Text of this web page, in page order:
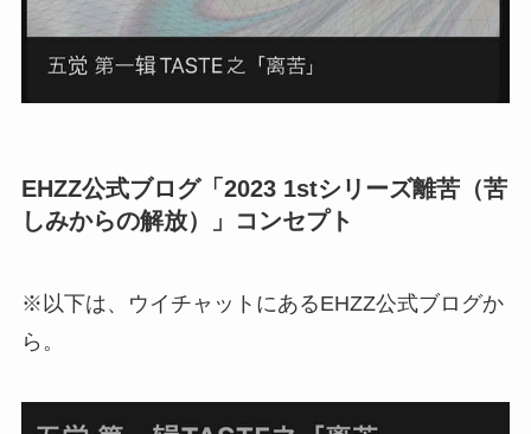
EHZZ公式ブログ「2023 1stシリーズ離苦（苦
しみからの解放）」コンセプト
※以下は、ウイチャットにあるEHZZ公式ブログか
ら。